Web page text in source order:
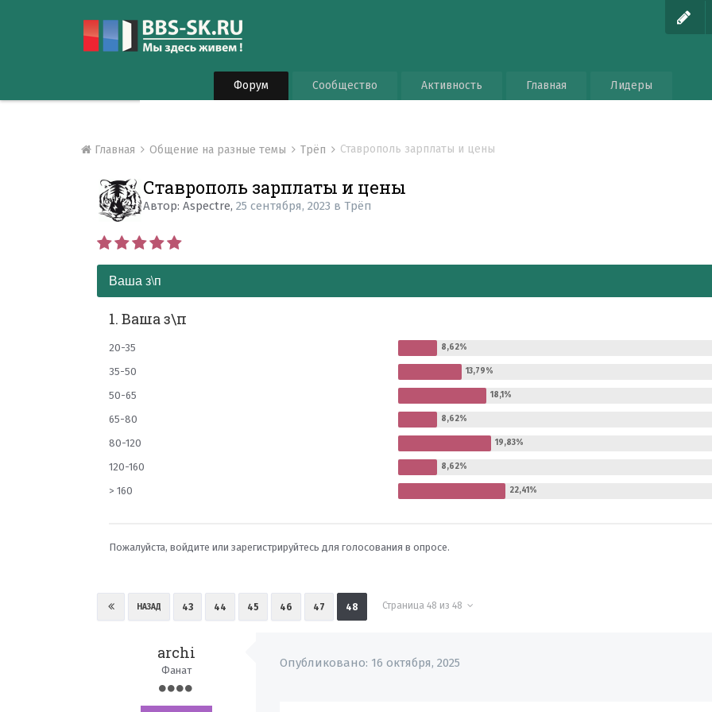
Форум Сообщество Активность Главная Лидеры
Главная Общение на разные темы Трёп Ставрополь зарплаты и цены
Ставрополь зарплаты и цены
Автор:Aspectre,25 сентября, 2023 вТрёп
Ваша з\п
1. Ваша з\п
20-35
35-50
50-65
65-80
80-120
120-160
> 160
Пожалуйста,войдите илизарегистрируйтесь для голосования в опросе.
НАЗАД 43 44 45 46 47 48 Страница 48 из 48
archi
Фанат
Опубликовано: 16 октября, 2025